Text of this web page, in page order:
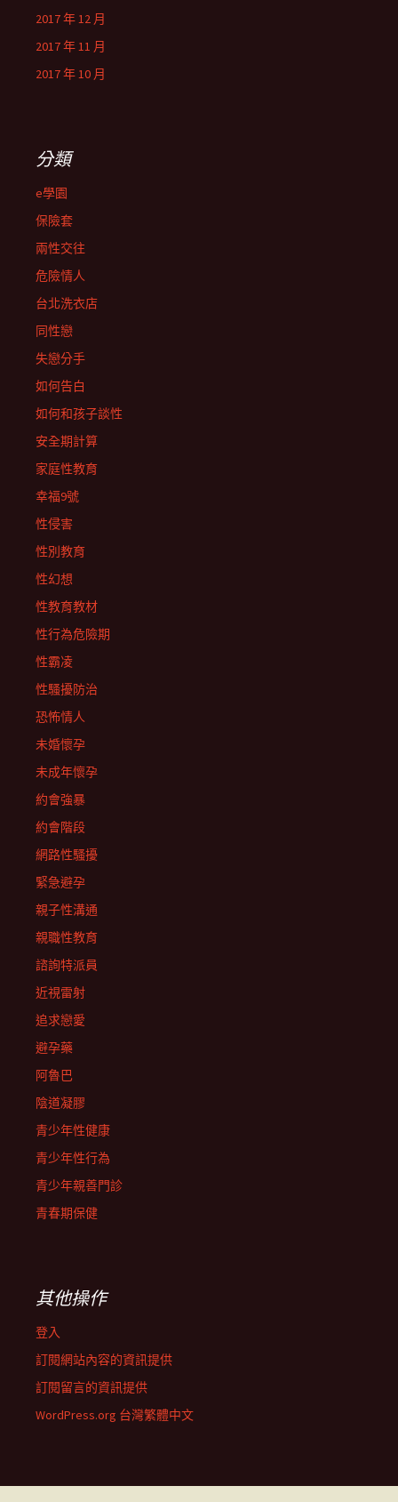
2017 年 12 月
2017 年 11 月
2017 年 10 月
分類
e學園
保險套
兩性交往
危險情人
台北洗衣店
同性戀
失戀分手
如何告白
如何和孩子談性
安全期計算
家庭性教育
幸福9號
性侵害
性別教育
性幻想
性教育教材
性行為危險期
性霸凌
性騷擾防治
恐怖情人
未婚懷孕
未成年懷孕
約會強暴
約會階段
網路性騷擾
緊急避孕
親子性溝通
親職性教育
諮詢特派員
近視雷射
追求戀愛
避孕藥
阿魯巴
陰道凝膠
青少年性健康
青少年性行為
青少年親善門診
青春期保健
其他操作
登入
訂閱網站內容的資訊提供
訂閱留言的資訊提供
WordPress.org 台灣繁體中文